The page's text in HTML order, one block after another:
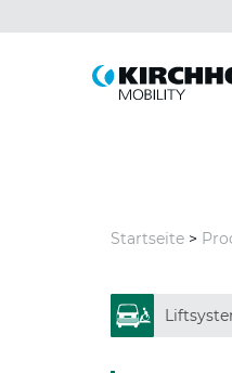
Inhalt
Startseite >